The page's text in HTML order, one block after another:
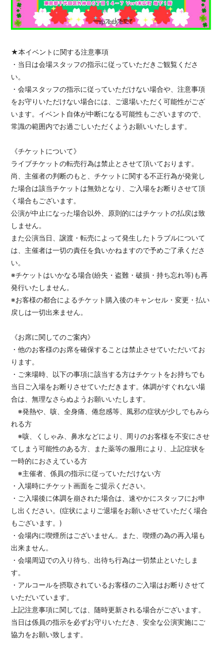
★本イベントに関する注意事項
・当日は会場スタッフの指示に従っていただきご観覧くださ
い。
・会場スタッフの指示に従っていただけない場合や、注意事項
をお守りいただけない場合には、ご退場いただく可能性がござ
います。イベント自体が中断になる可能性もございますので、
常識の範囲内でお過ごしいただくようお願いいたします。
《チケットについて》
ライブチケットの転売行為は禁止とさせて頂いております。
尚、主催者の判断のもと、チケットに関する不正行為が発覚し
た場合は該当チケットは無効となり、ご入場をお断りさせて頂
く場合もございます。
公演が中止になった場合以外、原則的にはチケットの払戻は致
しません。
また公演当日、譲渡・転売によって発生したトラブルについて
は、主催者は一切の責任を負いかねますので予めご了承くださ
い。
※チケットはいかなる場合(紛失・盗難・破損・持ち忘れ等)も再
発行いたしません。
※お客様の都合によるチケット購入後のキャンセル・変更・払い
戻しは一切出来ません。
《お席に関してのご案内》
・他のお客様のお席を確保することは禁止させていただいてお
ります。
・ご来場時、以下の事項に該当する方はチケットをお持ちでも
当日ご入場をお断りさせていただきます。体調がすぐれない場
合は、無理なさらぬようお願いいたします。
※発熱や、咳、全身痛、倦怠感等、風邪の症状が少しでもみら
れる方
※咳、くしゃみ、鼻水などにより、周りのお客様を不安にさせ
てしまう可能性のある方、また薬等の服用により、上記症状を
一時的におさえている方
※主催者、係員の指示に従っていただけない方
・入場時にチケット画面をご提示ください。
・ご入場後に体調を崩された場合は、速やかにスタッフにお申
し出ください。(症状によりご退場をお願いさせていただく場合
もございます。)
・会場内に喫煙所はございません。また、喫煙の為の再入場も
出来ません。
・会場周辺での入り待ち、出待ち行為は一切禁止といたしま
す。
・アルコールを摂取されているお客様のご入場はお断りさせて
いただいています。
上記注意事項に関しては、随時更新される場合がございます。
当日は係員の指示を必ずお守りいただき、安全な公演実施にご
協力をお願い致します。